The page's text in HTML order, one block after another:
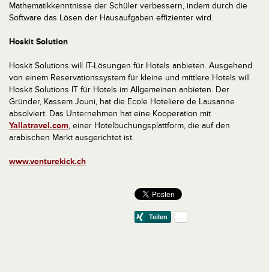
Mathematikkenntnisse der Schüler verbessern, indem durch die
Software das Lösen der Hausaufgaben effizienter wird.
Hoskit Solution
Hoskit Solutions will IT-Lösungen für Hotels anbieten. Ausgehend
von einem Reservationssystem für kleine und mittlere Hotels will
Hoskit Solutions IT für Hotels im Allgemeinen anbieten. Der
Gründer, Kassem Jouni, hat die Ecole Hoteliere de Lausanne
absolviert. Das Unternehmen hat eine Kooperation mit
Yallatravel.com, einer Hotelbuchungsplattform, die auf den
arabischen Markt ausgerichtet ist.
www.venturekick.ch